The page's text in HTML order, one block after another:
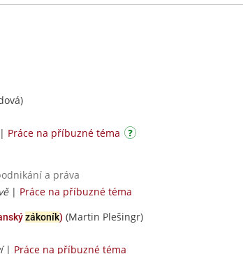
Práce na příbuzné téma
a práva
| Práce na příbuzné téma
zákoník) (Martin Plešingr)
| Práce na příbuzné téma